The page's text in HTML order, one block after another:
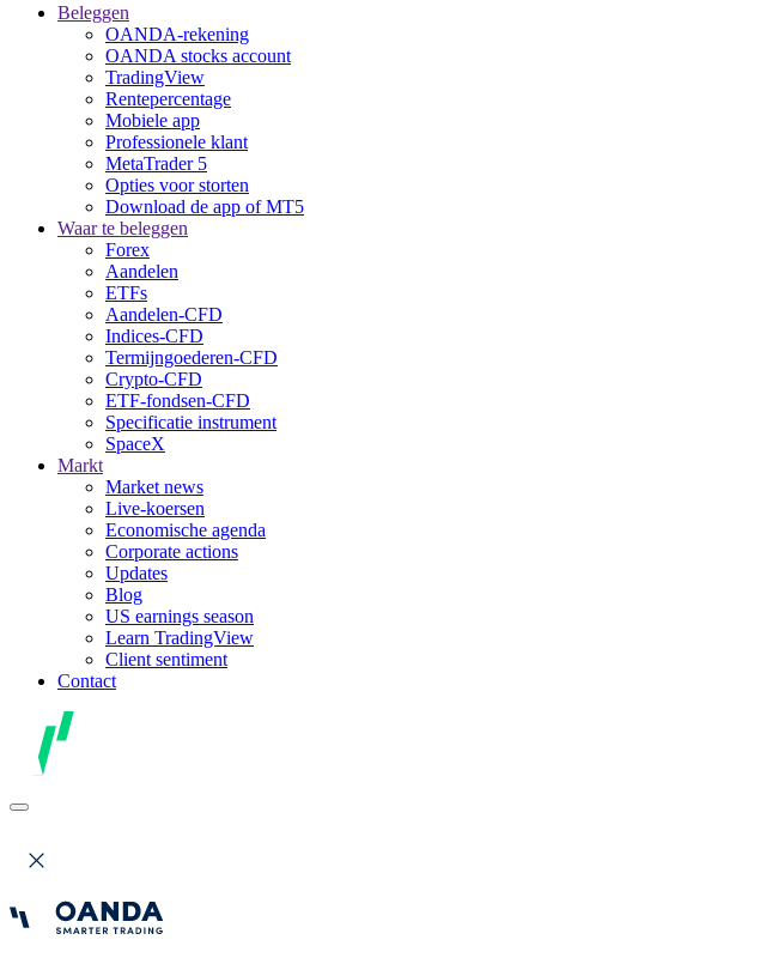
Beleggen
OANDA-rekening
OANDA stocks account
TradingView
Rentepercentage
Mobiele app
Professionele klant
MetaTrader 5
Opties voor storten
Download de app of MT5
Waar te beleggen
Forex
Aandelen
ETFs
Aandelen-CFD
Indices-CFD
Termijngoederen-CFD
Crypto-CFD
ETF-fondsen-CFD
Specificatie instrument
SpaceX
Markt
Market news
Live-koersen
Economische agenda
Corporate actions
Updates
Blog
US earnings season
Learn TradingView
Client sentiment
Contact